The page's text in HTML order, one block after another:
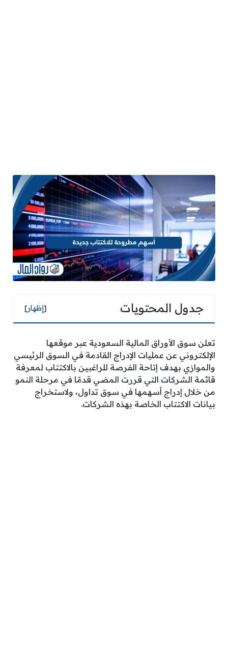
جدول المحتويات [إظهار]
تعلن سوق الأوراق المالية السعودية عبر موقعها
الإلكتروني عن عمليات الإدراج القادمة في السوق الرئيسي
والموازي بهدف إتاحة الفرصة للراغبين بالاكتتاب لمعرفة
قائمة الشركات التي قررت المضي قدمًا في مرحلة النمو
من خلال إدراج أسهمها في سوق تداول، ولاستخراج
بيانات الاكتتاب الخاصة بهذه الشركات.